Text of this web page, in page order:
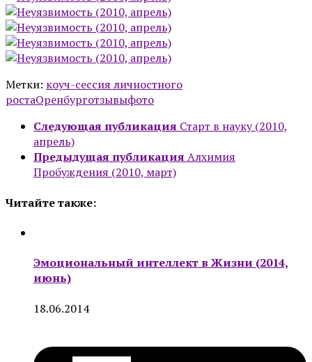
Метки: коуч-сессия личностного
ростаОренбурготзывыфото
Следующая публикация Старт в науку (2010,
апрель)
Предыдущая публикация Алхимия
Пробуждения (2010, март)
Читайте также:
Эмоциональный интеллект в Жизни (2014,
июнь)
18.06.2014